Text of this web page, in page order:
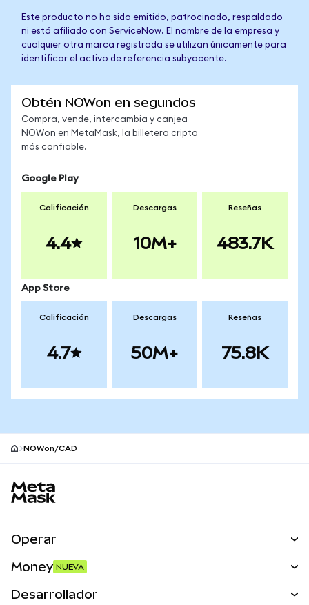
Este producto no ha sido emitido, patrocinado, respaldado
ni está afiliado con ServiceNow. El nombre de la empresa y
cualquier otra marca registrada se utilizan únicamente para
identificar el activo de referencia subyacente.
Obtén NOWon en segundos
Compra, vende, intercambia y canjea
NOWon en MetaMask, la billetera cripto
más confiable.
Google Play
Calificación
4.4
Descargas
10M+
Reseñas
483.7K
App Store
Calificación
4.7
Descargas
50M+
Reseñas
75.8K
NOWon/CAD
Operar
Money NUEVA
Desarrollador